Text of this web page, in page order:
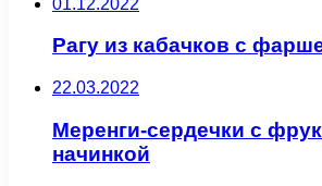
Рагу из кабачков с
22.03.2022
Меренги-сердечки с
начинкой